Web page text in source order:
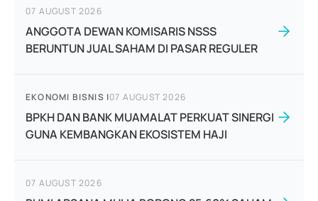
07 AUGUST 2026
ANGGOTA DEWAN KOMISARIS NSSS
BERUNTUN JUAL SAHAM DI PASAR REGULER
EKONOMI BISNIS |07 AUGUST 2026
BPKH DAN BANK MUAMALAT PERKUAT SINERGI
GUNA KEMBANGKAN EKOSISTEM HAJI
07 AUGUST 2026